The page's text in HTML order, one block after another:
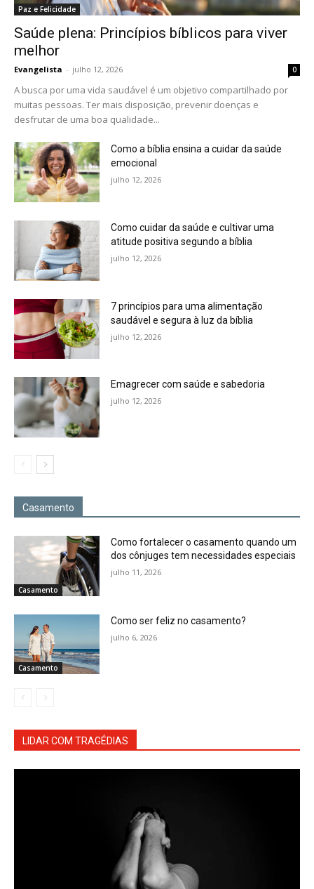
Paz e Felicidade
Saúde plena: Princípios bíblicos para viver
melhor
Evangelista - julho 12, 2026 0
A busca por uma vida saudável é um objetivo compartilhado por
muitas pessoas. Ter mais disposição, prevenir doenças e
desfrutar de uma boa qualidade...
Como a bíblia ensina a cuidar da saúde
emocional
julho 12, 2026
Como cuidar da saúde e cultivar uma
atitude positiva segundo a bíblia
julho 12, 2026
7 princípios para uma alimentação
saudável e segura à luz da bíblia
julho 12, 2026
Emagrecer com saúde e sabedoria
julho 12, 2026
Casamento
Casamento
Como fortalecer o casamento quando um
dos cônjuges tem necessidades especiais
julho 11, 2026
Casamento
Como ser feliz no casamento?
julho 6, 2026
LIDAR COM TRAGÉDIAS